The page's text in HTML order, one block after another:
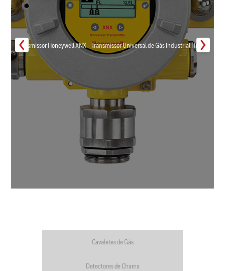
Transmissor Honeywell XNX – Transmissor Universal de Gás Industrial | Inmar
Cavaletes de Gás
Detectores de Chama